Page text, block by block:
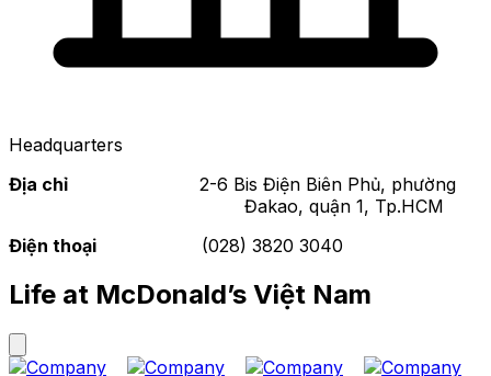
Headquarters
Địa chỉ 2-6 Bis Điện Biên Phủ, phường
Đakao, quận 1, Tp.HCM
Điện thoại (028) 3820 3040
Life at McDonald’s Việt Nam